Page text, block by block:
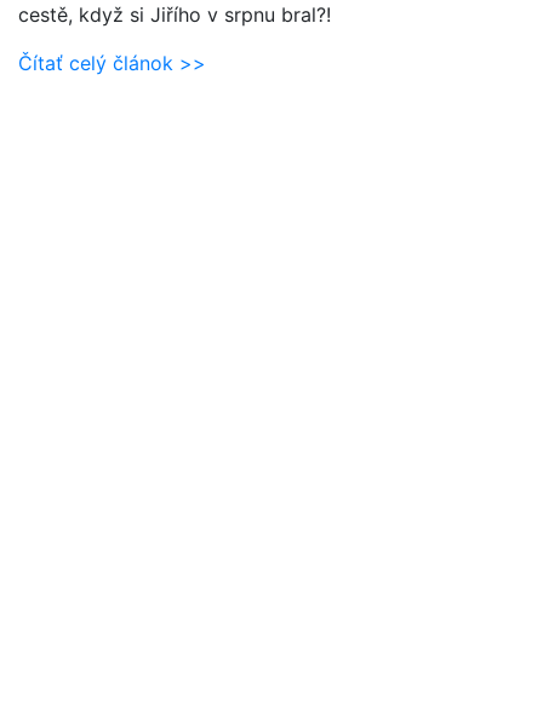
cestě, když si Jiřího v srpnu bral?!
Čítať celý článok >>